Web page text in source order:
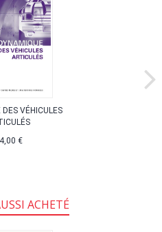
DES VÉHICULES
€
ACHETÉ